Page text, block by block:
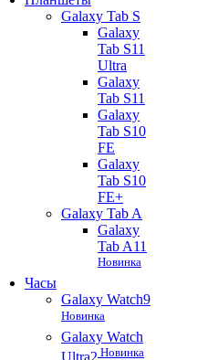
Galaxy Tab S
Galaxy
Tab S11
Ultra
Galaxy
Tab S11
Galaxy
Tab S10
FE
Galaxy
Tab S10
FE+
Galaxy Tab A
Galaxy
Tab A11
Новинка
Часы
Galaxy Watch9
Новинка
Galaxy Watch
Ultra2 Новинка